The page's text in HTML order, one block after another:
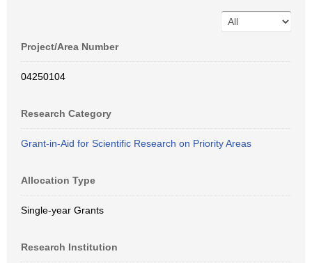
Project/Area Number
04250104
Research Category
Grant-in-Aid for Scientific Research on Priority Areas
Allocation Type
Single-year Grants
Research Institution